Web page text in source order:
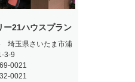
ー21ハウスプラン
埼玉県さいたま市浦
3-9
0021
0021